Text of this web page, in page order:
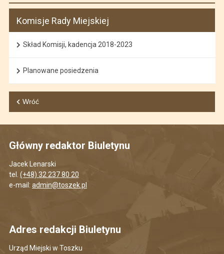
Komisje Rady Miejskiej
Skład Komisji, kadencja 2018-2023
Planowane posiedzenia
Wróć
Główny redaktor Biuletynu
Jacek Lenarski
tel. (+48) 32 237 80 20
e-mail: admin@toszek.pl
Adres redakcji Biuletynu
Urząd Miejski w Toszku